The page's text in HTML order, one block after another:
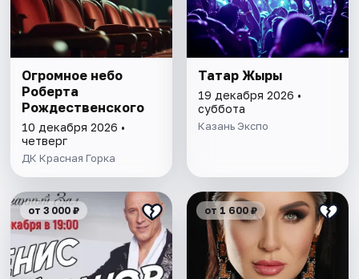
Огромное небо
Роберта
Рождественского
10 декабря 2026 •
четверг
ДК Красная Горка
Татар Жыры
19 декабря 2026 •
суббота
Казань Экспо
от 3 000 ₽ от 1 600 ₽